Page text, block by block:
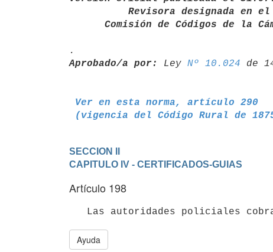
Comisión de Códigos de la
Aprobado/a por:
Ley Nº 10.024
Ver en esta norma, artículo 290
(vigencia del Código Rural de
SECCION II
CAPITULO IV - CERTIFICADOS-GUIAS
Artículo 198
Las autoridades policiales
Ayuda